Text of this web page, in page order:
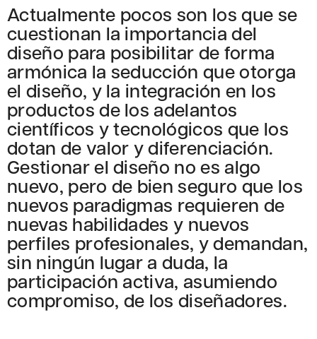
Actualmente pocos son los que se
cuestionan la importancia del
diseño para posibilitar de forma
armónica la seducción que otorga
el diseño, y la integración en los
productos de los adelantos
científicos y tecnológicos que los
dotan de valor y diferenciación.
Gestionar el diseño no es algo
nuevo, pero de bien seguro que los
nuevos paradigmas requieren de
nuevas habilidades y nuevos
perfiles profesionales, y demandan,
sin ningún lugar a duda, la
participación activa, asumiendo
compromiso, de los diseñadores.